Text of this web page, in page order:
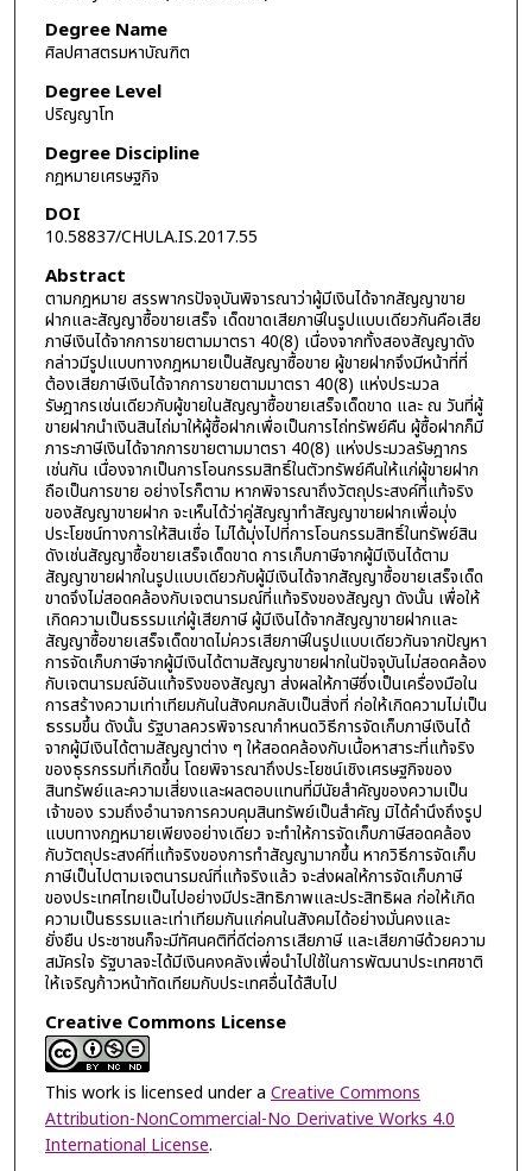
Degree Name
ศิลปศาสตรมหาบัณฑิต
Degree Level
ปริญญาโท
Degree Discipline
กฎหมายเศรษฐกิจ
DOI
10.58837/CHULA.IS.2017.55
Abstract
ตามกฎหมาย สรรพากรปัจจุบันพิจารณาว่าผู้มีเงินได้จากสัญญาขาย
ฝากและสัญญาซื้อขายเสร็จ เด็ดขาดเสียภาษีในรูปแบบเดียวกันคือเสีย
ภาษีเงินได้จากการขายตามมาตรา 40(8) เนื่องจากทั้งสองสัญญาดัง
กล่าวมีรูปแบบทางกฎหมายเป็นสัญญาซื้อขาย ผู้ขายฝากจึงมีหน้าที่ที่
ต้องเสียภาษีเงินได้จากการขายตามมาตรา 40(8) แห่งประมวล
รัษฎากรเช่นเดียวกับผู้ขายในสัญญาซื้อขายเสร็จเด็ดขาด และ ณ วันที่ผู้
ขายฝากนำเงินสินไถ่มาให้ผู้ซื้อฝากเพื่อเป็นการไถ่ทรัพย์คืน ผู้ซื้อฝากก็มี
ภาระภาษีเงินได้จากการขายตามมาตรา 40(8) แห่งประมวลรัษฎากร
เช่นกัน เนื่องจากเป็นการโอนกรรมสิทธิ์ในตัวทรัพย์คืนให้แก่ผู้ขายฝาก
ถือเป็นการขาย อย่างไรก็ตาม หากพิจารณาถึงวัตถุประสงค์ที่แท้จริง
ของสัญญาขายฝาก จะเห็นได้ว่าคู่สัญญาทำสัญญาขายฝากเพื่อมุ่ง
ประโยชน์ทางการให้สินเชื่อ ไม่ได้มุ่งไปที่การโอนกรรมสิทธิ์ในทรัพย์สิน
ดังเช่นสัญญาซื้อขายเสร็จเด็ดขาด การเก็บภาษีจากผู้มีเงินได้ตาม
สัญญาขายฝากในรูปแบบเดียวกับผู้มีเงินได้จากสัญญาซื้อขายเสร็จเด็ด
ขาดจึงไม่สอดคล้องกับเจตนารมณ์ที่แท้จริงของสัญญา ดังนั้น เพื่อให้
เกิดความเป็นธรรมแก่ผู้เสียภาษี ผู้มีเงินได้จากสัญญาขายฝากและ
สัญญาซื้อขายเสร็จเด็ดขาดไม่ควรเสียภาษีในรูปแบบเดียวกันจากปัญหา
การจัดเก็บภาษีจากผู้มีเงินได้ตามสัญญาขายฝากในปัจจุบันไม่สอดคล้อง
กับเจตนารมณ์อันแท้จริงของสัญญา ส่งผลให้ภาษีซึ่งเป็นเครื่องมือใน
การสร้างความเท่าเทียมกันในสังคมกลับเป็นสิ่งที่ ก่อให้เกิดความไม่เป็น
ธรรมขึ้น ดังนั้น รัฐบาลควรพิจารณากำหนดวิธีการจัดเก็บภาษีเงินได้
จากผู้มีเงินได้ตามสัญญาต่าง ๆ ให้สอดคล้องกับเนื้อหาสาระที่แท้จริง
ของธุรกรรมที่เกิดขึ้น โดยพิจารณาถึงประโยชน์เชิงเศรษฐกิจของ
สินทรัพย์และความเสี่ยงและผลตอบแทนที่มีนัยสำคัญของความเป็น
เจ้าของ รวมถึงอำนาจการควบคุมสินทรัพย์เป็นสำคัญ มิได้คำนึงถึงรูป
แบบทางกฎหมายเพียงอย่างเดียว จะทำให้การจัดเก็บภาษีสอดคล้อง
กับวัตถุประสงค์ที่แท้จริงของการทำสัญญามากขึ้น หากวิธีการจัดเก็บ
ภาษีเป็นไปตามเจตนารมณ์ที่แท้จริงแล้ว จะส่งผลให้การจัดเก็บภาษี
ของประเทศไทยเป็นไปอย่างมีประสิทธิภาพและประสิทธิผล ก่อให้เกิด
ความเป็นธรรมและเท่าเทียมกันแก่คนในสังคมได้อย่างมั่นคงและ
ยั่งยืน ประชาชนก็จะมีทัศนคติที่ดีต่อการเสียภาษี และเสียภาษีด้วยความ
สมัครใจ รัฐบาลจะได้มีเงินคงคลังเพื่อนำไปใช้ในการพัฒนาประเทศชาติ
ให้เจริญก้าวหน้าทัดเทียมกับประเทศอื่นได้สืบไป
Creative Commons License
This work is licensed under a Creative Commons
Attribution-NonCommercial-No Derivative Works 4.0
International License.